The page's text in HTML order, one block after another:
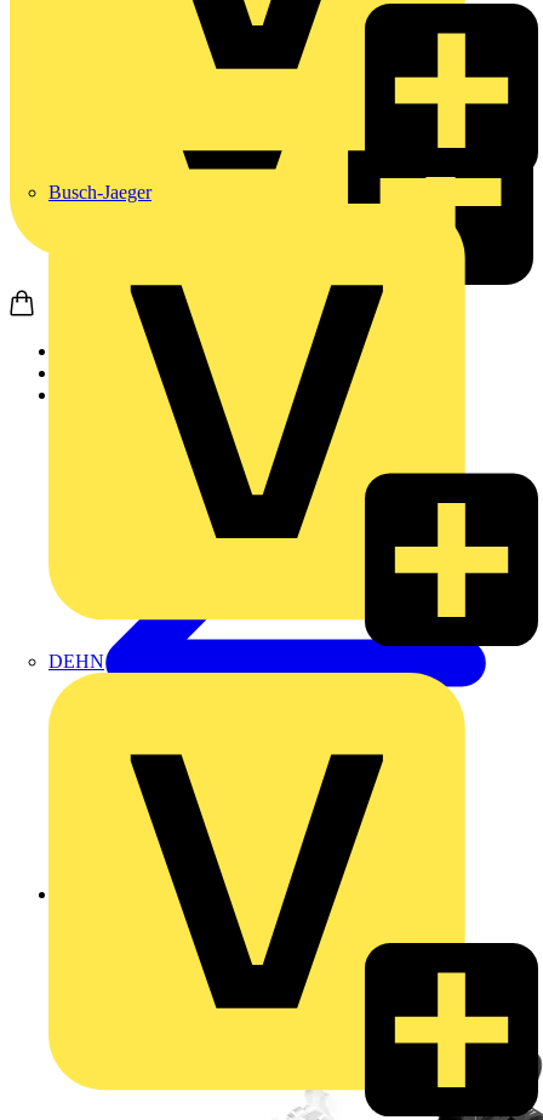
Busch-Jaeger
DEHN
Zurück zu Produkte